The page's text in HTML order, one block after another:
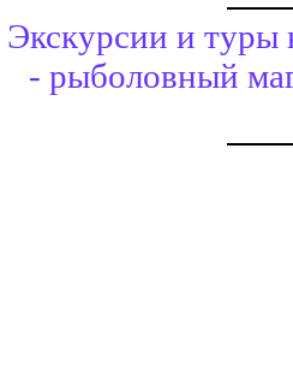
Экскурсии и туры
- рыболовный